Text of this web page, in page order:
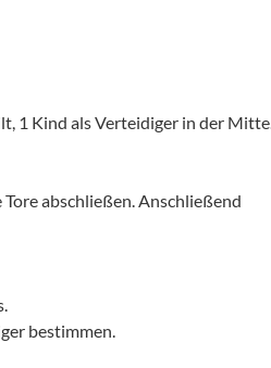
1 Kind als Verteidiger in der Mitte.
abschließen. Anschließend
bestimmen.